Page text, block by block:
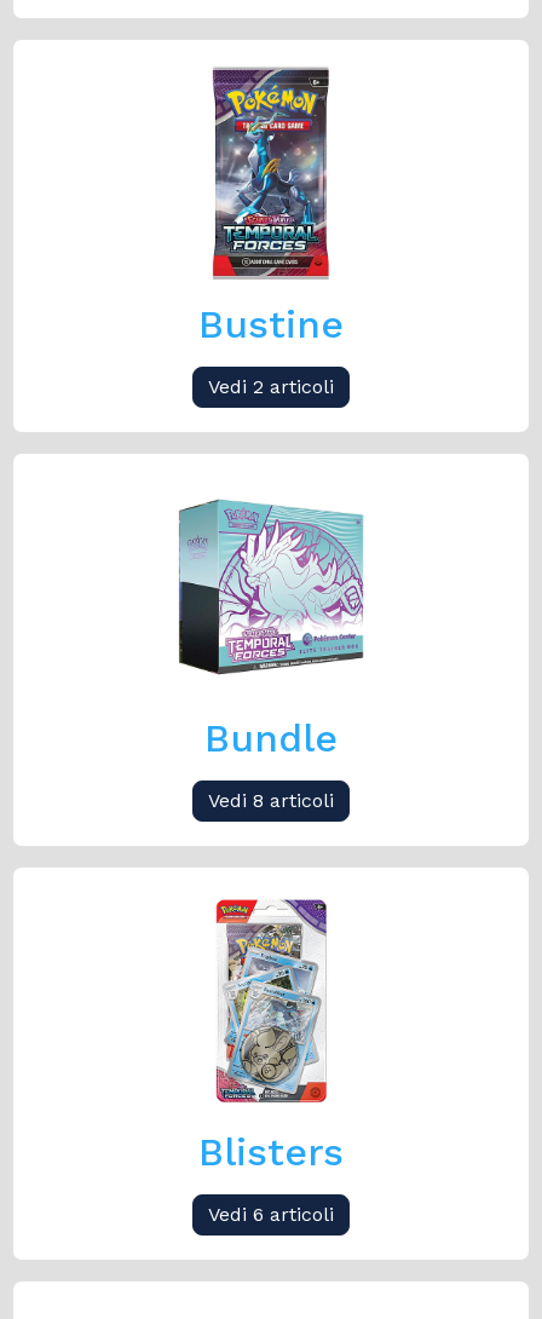
Bustine
Vedi 2 articoli
Bundle
Vedi 8 articoli
Blisters
Vedi 6 articoli